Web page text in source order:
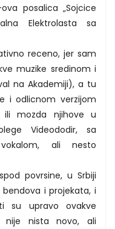
posalica „Sojcice
Elektrolasta sa
receno, jer sam
muzike sredinom i
na Akademiji), a tu
i odlicnom verzijom
ili mozda njihove u
Videododir, sa
ali nesto
povrsine, u Srbiji
i projekata, i
su upravo ovakve
nije nista novo, ali